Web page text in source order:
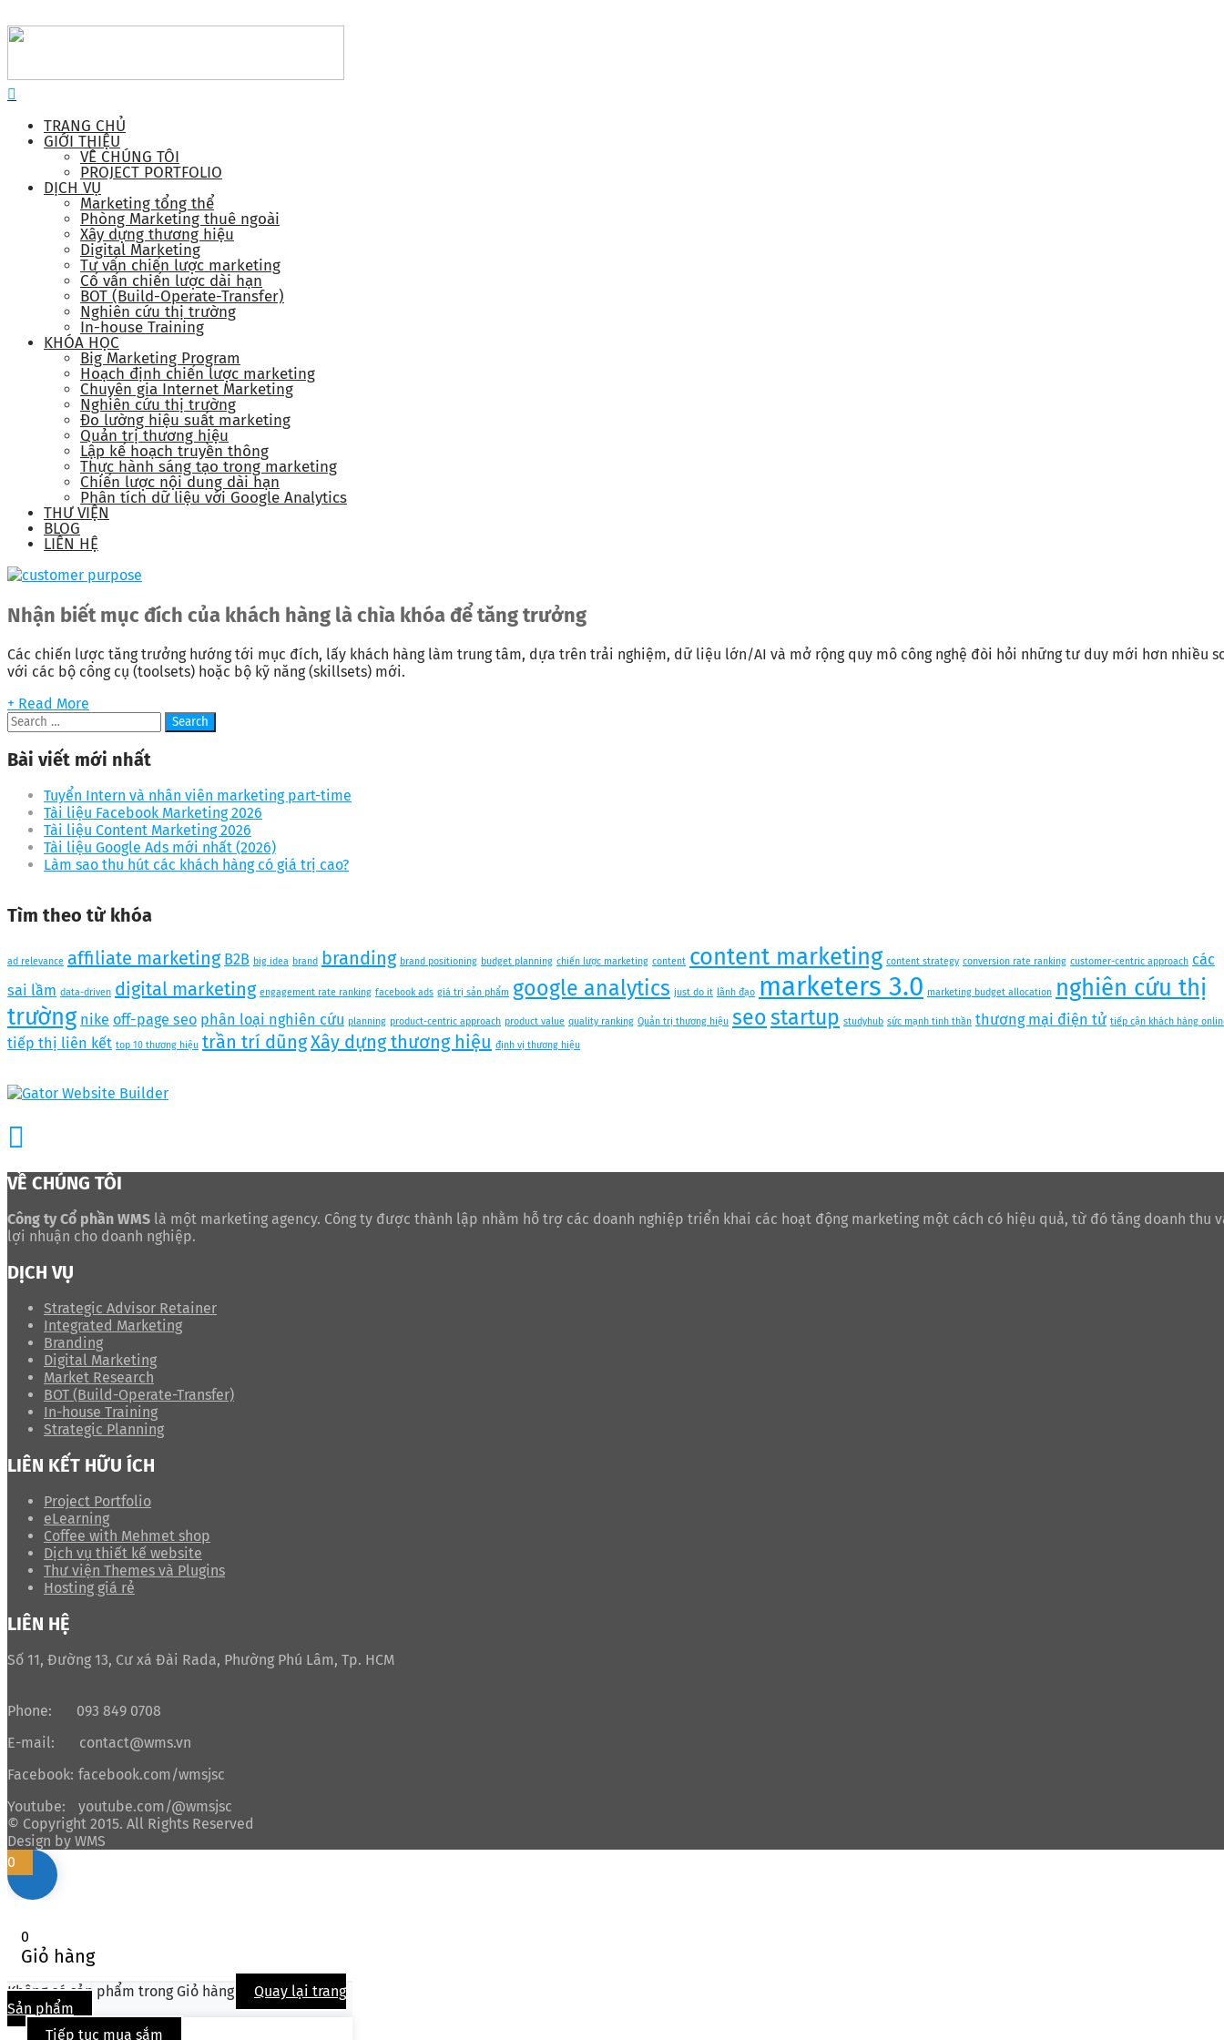
TRANG CHỦ
GIỚI THIỆU
VỀ CHÚNG TÔI
PROJECT PORTFOLIO
DỊCH VỤ
Marketing tổng thể
Phòng Marketing thuê ngoài
Xây dựng thương hiệu
Digital Marketing
Tư vấn chiến lược marketing
Cố vấn chiến lược dài hạn
BOT (Build-Operate-Transfer)
Nghiên cứu thị trường
In-house Training
KHÓA HỌC
Big Marketing Program
Hoạch định chiến lược marketing
Chuyên gia Internet Marketing
Nghiên cứu thị trường
Đo lường hiệu suất marketing
Quản trị thương hiệu
Lập kế hoạch truyền thông
Thực hành sáng tạo trong marketing
Chiến lược nội dung dài hạn
Phân tích dữ liệu với Google Analytics
THƯ VIỆN
BLOG
LIÊN HỆ
Nhận biết mục đích của khách hàng là chìa khóa để tăng trưởng
Các chiến lược tăng trưởng hướng tới mục đích, lấy khách hàng làm trung tâm, dựa trên trải nghiệm, dữ liệu lớn/AI và mở rộng quy mô công nghệ đòi hỏi những tư duy mới hơn nhiều
với các bộ công cụ (toolsets) hoặc bộ kỹ năng (skillsets) mới.
+ Read More
Bài viết mới nhất
Tuyển Intern và nhân viên marketing part-time
Tài liệu Facebook Marketing 2026
Tài liệu Content Marketing 2026
Tài liệu Google Ads mới nhất (2026)
Làm sao thu hút các khách hàng có giá trị cao?
Tìm theo từ khóa
ad relevance affiliate marketing B2B big idea brand branding brand positioning budget planning chiến lược marketing content content marketing content strategy conversion rate ranking customer-centric approach các
sai lầm data-driven digital marketing engagement rate ranking facebook ads giá trị sản phẩm google analytics just do it lãnh đạo marketers 3.0 marketing budget allocation nghiên cứu thị
trường nike off-page seo phân loại nghiên cứu planning product-centric approach product value quality ranking Quản trị thương hiệu seostartup studyhub sức mạnh tinh thần thương mại điện tử tiếp cận khách hàng
tiếp thị liên kết top 10 thương hiệu trần trí dũngXây dựng thương hiệu định vị thương hiệu
VỀ CHÚNG TÔI
Công ty Cổ phần WMS là một marketing agency. Công ty được thành lập nhằm hỗ trợ các doanh nghiệp triển khai các hoạt động marketing một cách có hiệu quả, từ đó tăng doanh thu
lợi nhuận cho doanh nghiệp.
DỊCH VỤ
Strategic Advisor Retainer
Integrated Marketing
Branding
Digital Marketing
Market Research
BOT (Build-Operate-Transfer)
In-house Training
Strategic Planning
LIÊN KẾT HỮU ÍCH
Project Portfolio
eLearning
Coffee with Mehmet shop
Dịch vụ thiết kế website
Thư viện Themes và Plugins
Hosting giá rẻ
LIÊN HỆ
Số 11, Đường 13, Cư xá Đài Rada, Phường Phú Lâm, Tp. HCM
Phone:
093 849 0708
E-mail:
contact@wms.vn
Facebook: facebook.com/wmsjsc
Youtube:
youtube.com/@wmsjsc
© Copyright 2015. All Rights Reserved
Design by WMS
0
0
Giỏ hàng
Không có sản phẩm trong Giỏ hàng
Quay lại trang
Sản phẩm
Tiếp tục mua sắm